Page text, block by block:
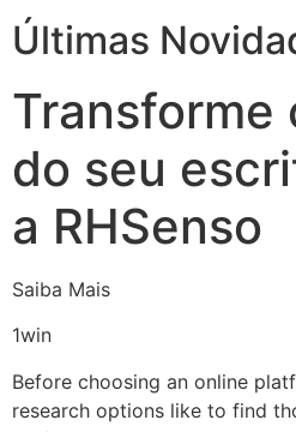
Últimas
Transforme
do seu
a RHSenso
Saiba Mais
1win
Before choosing an online
research options like to find